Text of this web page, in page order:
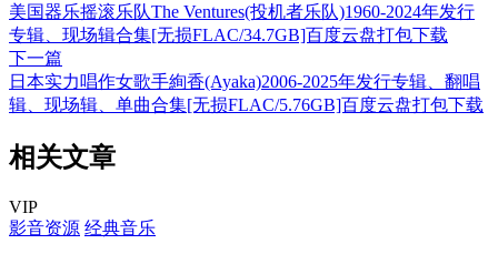
美国器乐摇滚乐队The Ventures(投机者乐队)1960-2024年发行
专辑、现场辑合集[无损FLAC/34.7GB]百度云盘打包下载
下一篇
日本实力唱作女歌手絢香(Ayaka)2006-2025年发行专辑、翻唱
辑、现场辑、单曲合集[无损FLAC/5.76GB]百度云盘打包下载
相关文章
VIP
影音资源 经典音乐